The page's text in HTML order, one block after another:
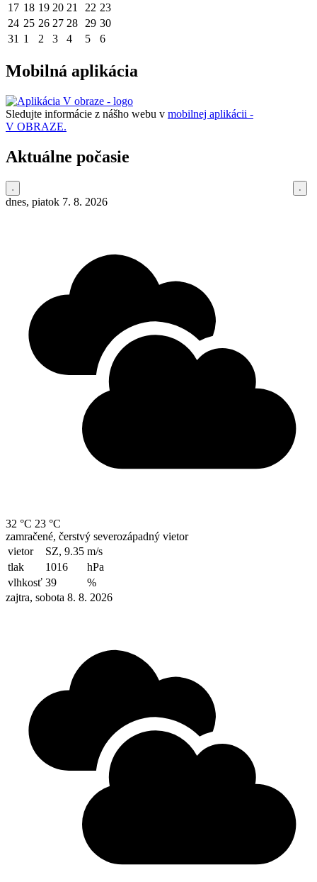
17 18 19 20 21 22 23
24 25 26 27 28 29 30
31 1 2 3 4 5 6
Mobilná aplikácia
Sledujte informácie z nášho webu v mobilnej aplikácii -
V OBRAZE.
Aktuálne počasie
dnes, piatok 7. 8. 2026
32 °C 23 °C
zamračené, čerstvý severozápadný vietor
vietor
SZ, 9.35 m/s
tlak
1016
hPa
vlhkosť 39
%
zajtra, sobota 8. 8. 2026